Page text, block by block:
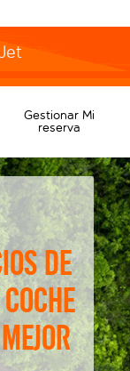
Gestionar Mi
reserva
de